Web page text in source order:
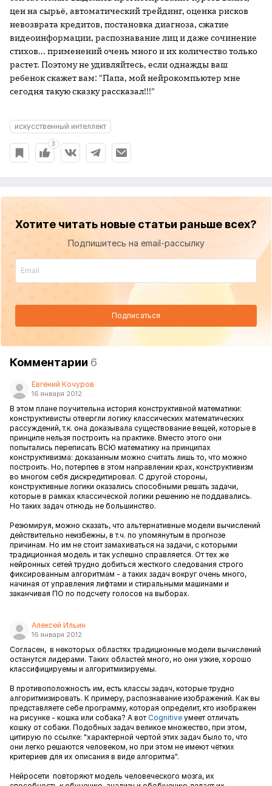
цен на сырьё, автоматический трейдинг, оценка рисков
невозврата кредитов, постановка диагноза, сжатие
видеоинформации, распознавание лиц и даже сочинение
стихов... применений очень много и их количество только
растет. Поэтому не удивляйтесь, если однажды ваш
ребенок скажет вам: "Папа, мой нейрокомпьютер мне
сегодня такую сказку рассказал!!!"
искусственный интеллект
3
Хотите читать новые статьи раньше всех?
Подпишитесь на email-рассылку
Подписаться
Комментарии 6
Евгений Кочуров
16 января 2012
В этом плане поучительна история конструктивной математики:
конструктивисты отвергли логику классических математических
рассуждений, т.к. она доказывала существование вещей, которые в
принципе нельзя построить на практике. Вместо этого они
попытались переписать ВСЮ математику на принципах
конструктивизма: доказанным можно считать лишь то, что можно
построить. Но, потерпев в этом направлении крах, конструктивизм
во многом себя дискредитировал. С другой стороны,
конструктивные логики оказались способными решать задачи,
которые в рамках классической логики решению не поддавались.
Но таких задач отнюдь не большинство.
Резюмируя, можно сказать, что альтернативные модели вычислений
действительно неизбежны, в т.ч. по упомянутым в прогнозе
причинам. Но им не стоит замахиваться на задачи, с которыми
традиционная модель и так успешно справляется. От тех же
нейронных сетей трудно добиться жесткого следования строго
фиксированным алгоритмам - а таких задач вокруг очень много,
начиная от управления лифтами и стиральными машинами и
заканчивая ПО по подсчету голосов на выборах.
Алексей Ильин
16 января 2012
Согласен, в некоторых областях традиционные модели вычислений
останутся лидерами. Таких областей много, но они узкие, хорошо
классифицируемы и алгоритмизируемы.
В противоположность им, есть классы задач, которые трудно
алгоритмизировать. К примеру, распознавание изображений. Как вы
представляете себе программу, которая определит, кто изображен
на рисунке - кошка или собака? А вот Cognitive умеет отличать
кошку от собаки. Подобных задач великое множество, при этом,
цитирую по ссылке: "характерной чертой этих задач было то, что
они легко решаются человеком, но при этом не имеют чётких
критериев для их описания в виде алгоритма".
Нейросети повторяют модель человеческого мозга, их